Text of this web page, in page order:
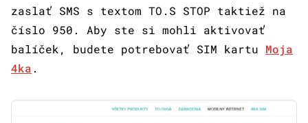
zaslať SMS s textom TO.S STOP taktiež na
číslo 950. Aby ste si mohli aktivovať
balíček, budete potrebovať SIM kartu Moja
4ka .